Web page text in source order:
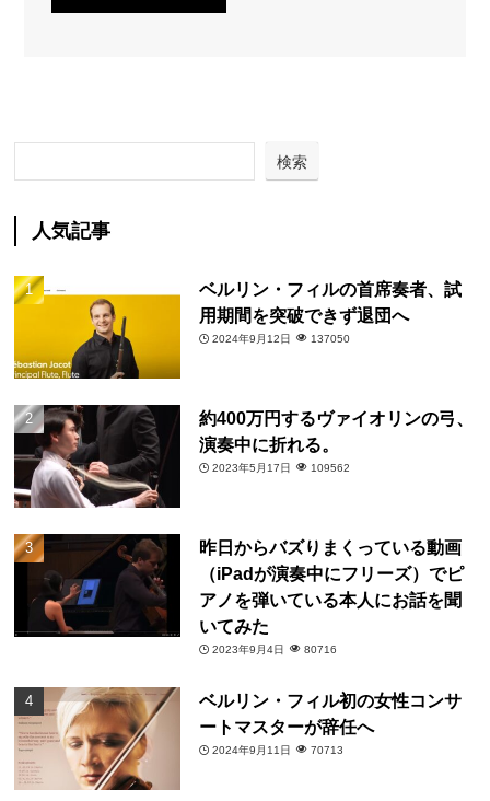
検索
人気記事
ベルリン・フィルの首席奏者、試
用期間を突破できず退団へ
2024年9月12日 137050
約400万円するヴァイオリンの弓、
演奏中に折れる。
2023年5月17日 109562
昨日からバズりまくっている動画
（iPadが演奏中にフリーズ）でピ
アノを弾いている本人にお話を聞
いてみた
2023年9月4日 80716
ベルリン・フィル初の女性コンサ
ートマスターが辞任へ
2024年9月11日 70713